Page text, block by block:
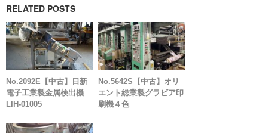
RELATED POSTS
No.2092E【中古】日新
電子工業製金属検出機
LIH-01005
No.5642S【中古】オリ
エント総業製グラビア印
刷機４色